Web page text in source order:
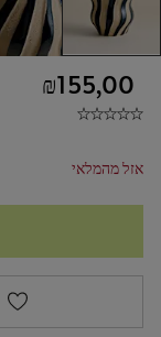
₪155,00
אזל מהמלאי